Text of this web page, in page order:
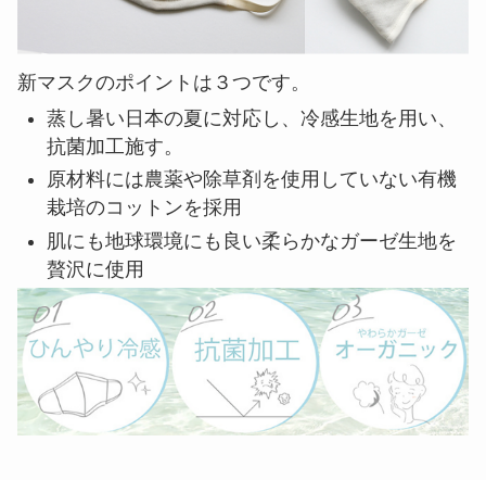
新マスクのポイントは３つです。
蒸し暑い日本の夏に対応し、冷感生地を用い、
抗菌加工施す。
原材料には農薬や除草剤を使用していない有機
栽培のコットンを採用
肌にも地球環境にも良い柔らかなガーゼ生地を
贅沢に使用